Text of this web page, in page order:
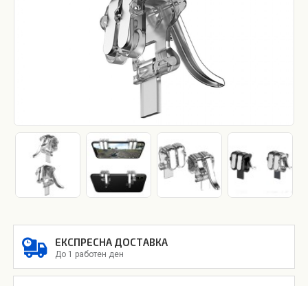
ЕКСПРЕСНА ДОСТАВКА
До 1 работен ден